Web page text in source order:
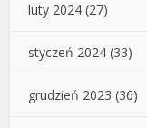
luty 2024 (27)
styczeń 2024 (33)
grudzień 2023 (36)